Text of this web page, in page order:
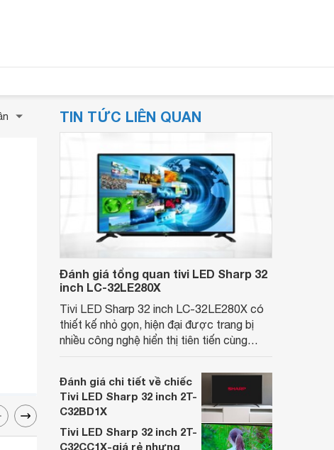
TIN TỨC LIÊN QUAN
Đánh giá tổng quan tivi LED Sharp 32
inch LC-32LE280X
Tivi LED Sharp 32 inch LC-32LE280X có
thiết kế nhỏ gọn, hiện đại được trang bị
nhiều công nghệ hiển thị tiên tiến cùng
Đánh giá chi tiết về chiếc
Tivi LED Sharp 32 inch 2T-
C32BD1X
Tivi LED Sharp 32 inch 2T-
C32CC1X-giá rẻ nhưng